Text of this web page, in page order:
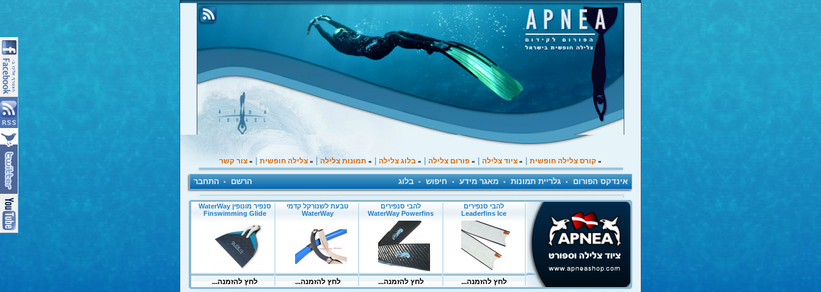
» קורס צלילה חופשית |
» ציוד צלילה |
» פורום צלילה |
» בלוג צלילה |
» תמונות צלילה |
» צלילה חופשית |
» צור קשר
אינדקס הפורום • גלריית תמונות • מאגר מידע • חיפוש • בלוג הרשם • התחבר